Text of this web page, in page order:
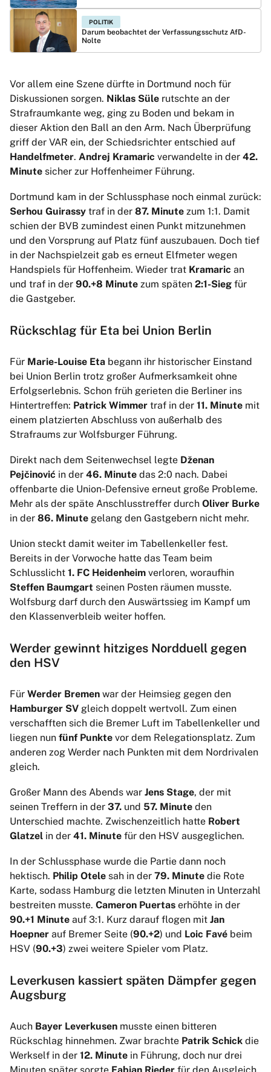
POLITIK
Darum beobachtet der Verfassungsschutz AfD-
Nolte
Vor allem eine Szene dürfte in Dortmund noch für
Diskussionen sorgen. Niklas Süle rutschte an der
Strafraumkante weg, ging zu Boden und bekam in
dieser Aktion den Ball an den Arm. Nach Überprüfung
griff der VAR ein, der Schiedsrichter entschied auf
Handelfmeter. Andrej Kramaric verwandelte in der 42.
Minute sicher zur Hoffenheimer Führung.
Dortmund kam in der Schlussphase noch einmal zurück:
Serhou Guirassy traf in der 87. Minute zum 1:1. Damit
schien der BVB zumindest einen Punkt mitzunehmen
und den Vorsprung auf Platz fünf auszubauen. Doch tief
in der Nachspielzeit gab es erneut Elfmeter wegen
Handspiels für Hoffenheim. Wieder trat Kramaric an
und traf in der 90.+8 Minute zum späten 2:1-Sieg für
die Gastgeber.
Rückschlag für Eta bei Union Berlin
Für Marie-Louise Eta begann ihr historischer Einstand
bei Union Berlin trotz großer Aufmerksamkeit ohne
Erfolgserlebnis. Schon früh gerieten die Berliner ins
Hintertreffen: Patrick Wimmer traf in der 11. Minute mit
einem platzierten Abschluss von außerhalb des
Strafraums zur Wolfsburger Führung.
Direkt nach dem Seitenwechsel legte Dženan
Pejčinović in der 46. Minute das 2:0 nach. Dabei
offenbarte die Union-Defensive erneut große Probleme.
Mehr als der späte Anschlusstreffer durch Oliver Burke
in der 86. Minute gelang den Gastgebern nicht mehr.
Union steckt damit weiter im Tabellenkeller fest.
Bereits in der Vorwoche hatte das Team beim
Schlusslicht 1. FC Heidenheim verloren, woraufhin
Steffen Baumgart seinen Posten räumen musste.
Wolfsburg darf durch den Auswärtssieg im Kampf um
den Klassenverbleib weiter hoffen.
Werder gewinnt hitziges Nordduell gegen
den HSV
Für Werder Bremen war der Heimsieg gegen den
Hamburger SV gleich doppelt wertvoll. Zum einen
verschafften sich die Bremer Luft im Tabellenkeller und
liegen nun fünf Punkte vor dem Relegationsplatz. Zum
anderen zog Werder nach Punkten mit dem Nordrivalen
gleich.
Großer Mann des Abends war Jens Stage, der mit
seinen Treffern in der 37. und 57. Minute den
Unterschied machte. Zwischenzeitlich hatte Robert
Glatzel in der 41. Minute für den HSV ausgeglichen.
In der Schlussphase wurde die Partie dann noch
hektisch. Philip Otele sah in der 79. Minute die Rote
Karte, sodass Hamburg die letzten Minuten in Unterzahl
bestreiten musste. Cameron Puertas erhöhte in der
90.+1 Minute auf 3:1. Kurz darauf flogen mit Jan
Hoepner auf Bremer Seite (90.+2) und Loic Favé beim
HSV (90.+3) zwei weitere Spieler vom Platz.
Leverkusen kassiert späten Dämpfer gegen
Augsburg
Auch Bayer Leverkusen musste einen bitteren
Rückschlag hinnehmen. Zwar brachte Patrik Schick die
Werkself in der 12. Minute in Führung, doch nur drei
Minuten später sorgte Fabian Rieder für den Ausgleich.